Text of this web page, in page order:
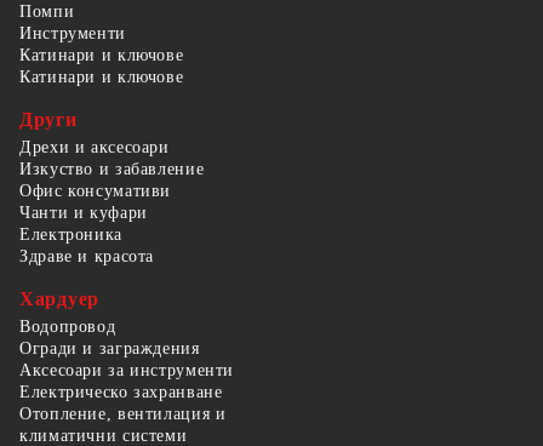
Помпи
Инструменти
Катинари и ключове
Катинари и ключове
Други
Дрехи и аксесоари
Изкуство и забавление
Офис консумативи
Чанти и куфари
Електроника
Здраве и красота
Хардуер
Водопровод
Огради и заграждения
Аксесоари за инструменти
Електрическо захранване
Отопление, вентилация и
климатични системи